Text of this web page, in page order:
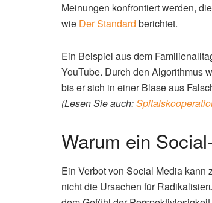
Meinungen konfrontiert werden,
wie Der Standard berichtet.
Ein Beispiel aus dem
YouTube. Durch den Algorithmus
bis er sich in einer Blase aus
(Lesen Sie auch:
Warum ein
Ein Verbot von Social Media kann
nicht die Ursachen für